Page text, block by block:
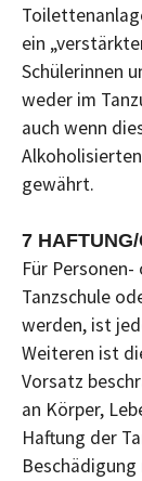
ein
Schülerinnen
weder im
auch wenn
gewährt.
7
Für
Tanzschule
werden, ist
Weiteren ist
Vorsatz
an Körper,
Haftung der